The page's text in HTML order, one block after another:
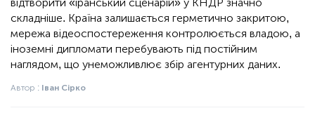
складніше. Країна залишається герметично закритою,
мережа відеоспостереження контролюється владою, а
іноземні дипломати перебувають під постійним
наглядом, що унеможливлює збір агентурних даних.
Автор : Іван Сірко